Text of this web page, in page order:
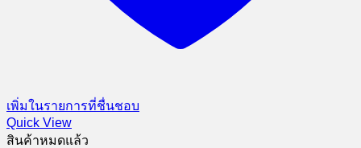
เพิ่มในรายการที่ชื่นชอบ
Quick View
สินค้าหมดแล้ว